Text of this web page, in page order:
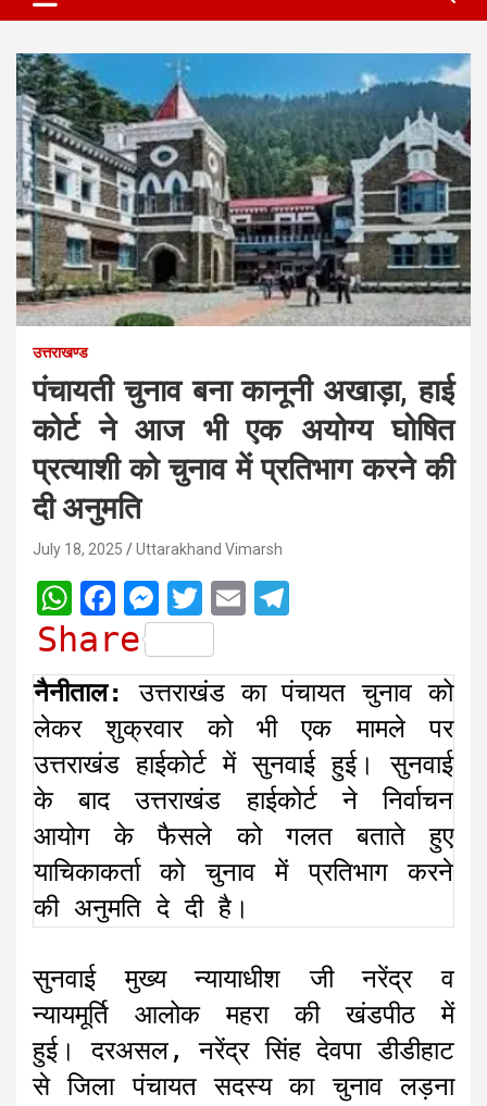
उत्तराखण्ड
पंचायती चुनाव बना कानूनी अखाड़ा, हाई
कोर्ट ने आज भी एक अयोग्य घोषित
प्रत्याशी को चुनाव में प्रतिभाग करने की
दी अनुमति
July 18, 2025 Uttarakhand Vimarsh
W
h
a
t
s
A
p
p
F
a
c
e
b
o
o
k
M
e
s
s
e
n
g
e
r
T
w
i
t
t
e
r
E
a
i
l
l
e
g
r
a
m
Share
नैनीताल:
उत्तराखंड का पंचायत चुनाव को
लेकर शुक्रवार को भी एक मामले पर
उत्तराखंड हाईकोर्ट में सुनवाई हुई। सुनवाई
के बाद उत्तराखंड हाईकोर्ट ने निर्वाचन
आयोग के फैसले को गलत बताते हुए
याचिकाकर्ता को चुनाव में प्रतिभाग करने
की अनुमति दे दी है।
सुनवाई मुख्य न्यायाधीश जी नरेंद्र व
न्यायमूर्ति आलोक महरा की खंडपीठ में
हुई। दरअसल, नरेंद्र सिंह देवपा डीडीहाट
से जिला पंचायत सदस्य का चुनाव लड़ना